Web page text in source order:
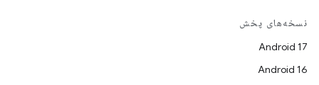
نسخه‌های پخش
Android 17
Android 16